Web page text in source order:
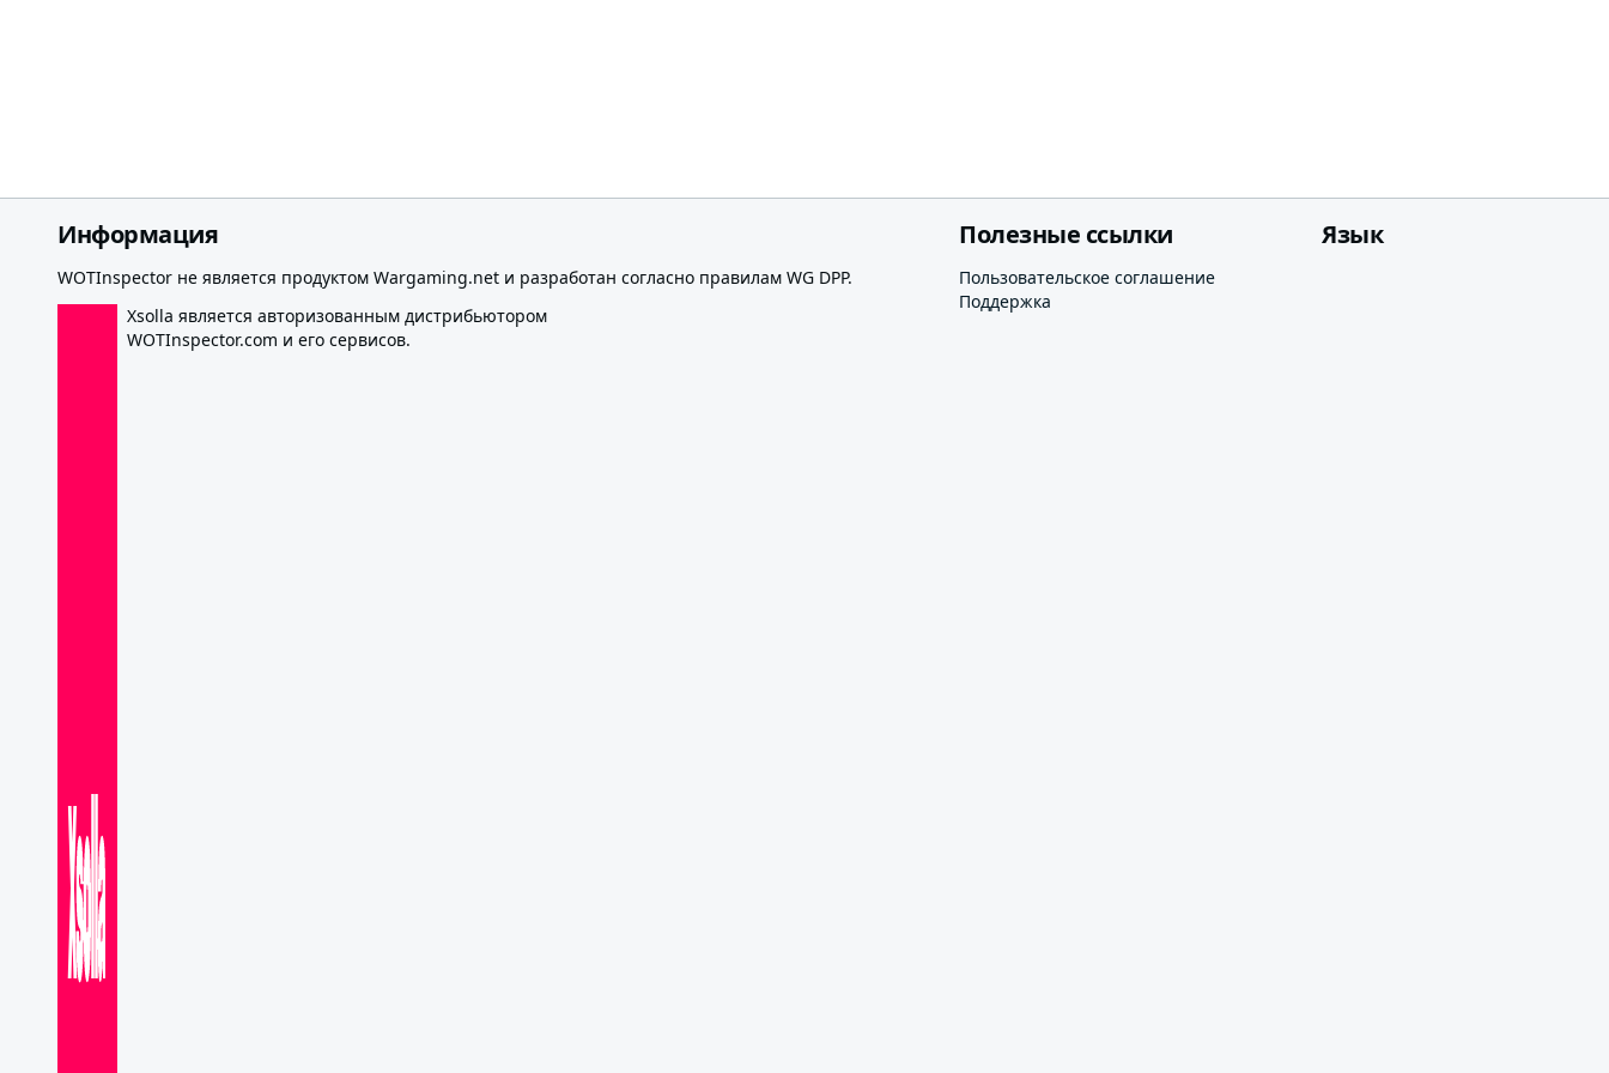
Информация
WOTInspector не является продуктом Wargaming.net и разработан согласно правилам WG DPP.
Xsolla является авторизованным дистрибьютором
WOTInspector.com и его сервисов.
Полезные ссылки
Пользовательское соглашение
Поддержка
Язык